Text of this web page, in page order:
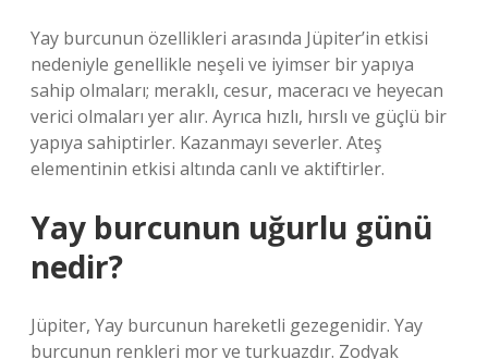
Yay burcunun özellikleri arasında Jüpiter’in etkisi
nedeniyle genellikle neşeli ve iyimser bir yapıya
sahip olmaları; meraklı, cesur, maceracı ve heyecan
verici olmaları yer alır. Ayrıca hızlı, hırslı ve güçlü bir
yapıya sahiptirler. Kazanmayı severler. Ateş
elementinin etkisi altında canlı ve aktiftirler.
Yay burcunun uğurlu günü
nedir?
Jüpiter, Yay burcunun hareketli gezegenidir. Yay
burcunun renkleri mor ve turkuazdır. Zodyak